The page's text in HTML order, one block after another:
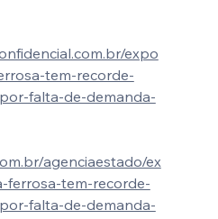
expo
tem-recorde-
falta-de-demanda-
agenciaestado/ex
ferrosa-tem-recorde-
falta-de-demanda-